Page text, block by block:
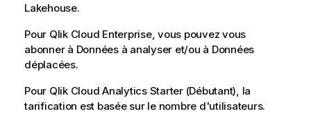
Lakehouse.
Pour Qlik Cloud Enterprise, vous pouvez vous
abonner à Données à analyser et/ou à Données
déplacées.
Pour Qlik Cloud AnalyticsStarter (Débutant), la
tarification est basée sur le nombre d'utilisateurs.